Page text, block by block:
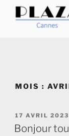
Aller
MOIS :
PUBLIÉ
LE
17 AVRIL 2023
Bonjour